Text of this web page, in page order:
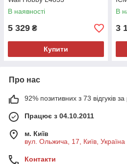
В наявності
5 329 ₴
Купити
В
3
Про нас
92% позитивних з 73 відгуків за
Працює з 04.10.2011
м. Київ
вул. Ольжича, 17, Київ, Україна
Контакти